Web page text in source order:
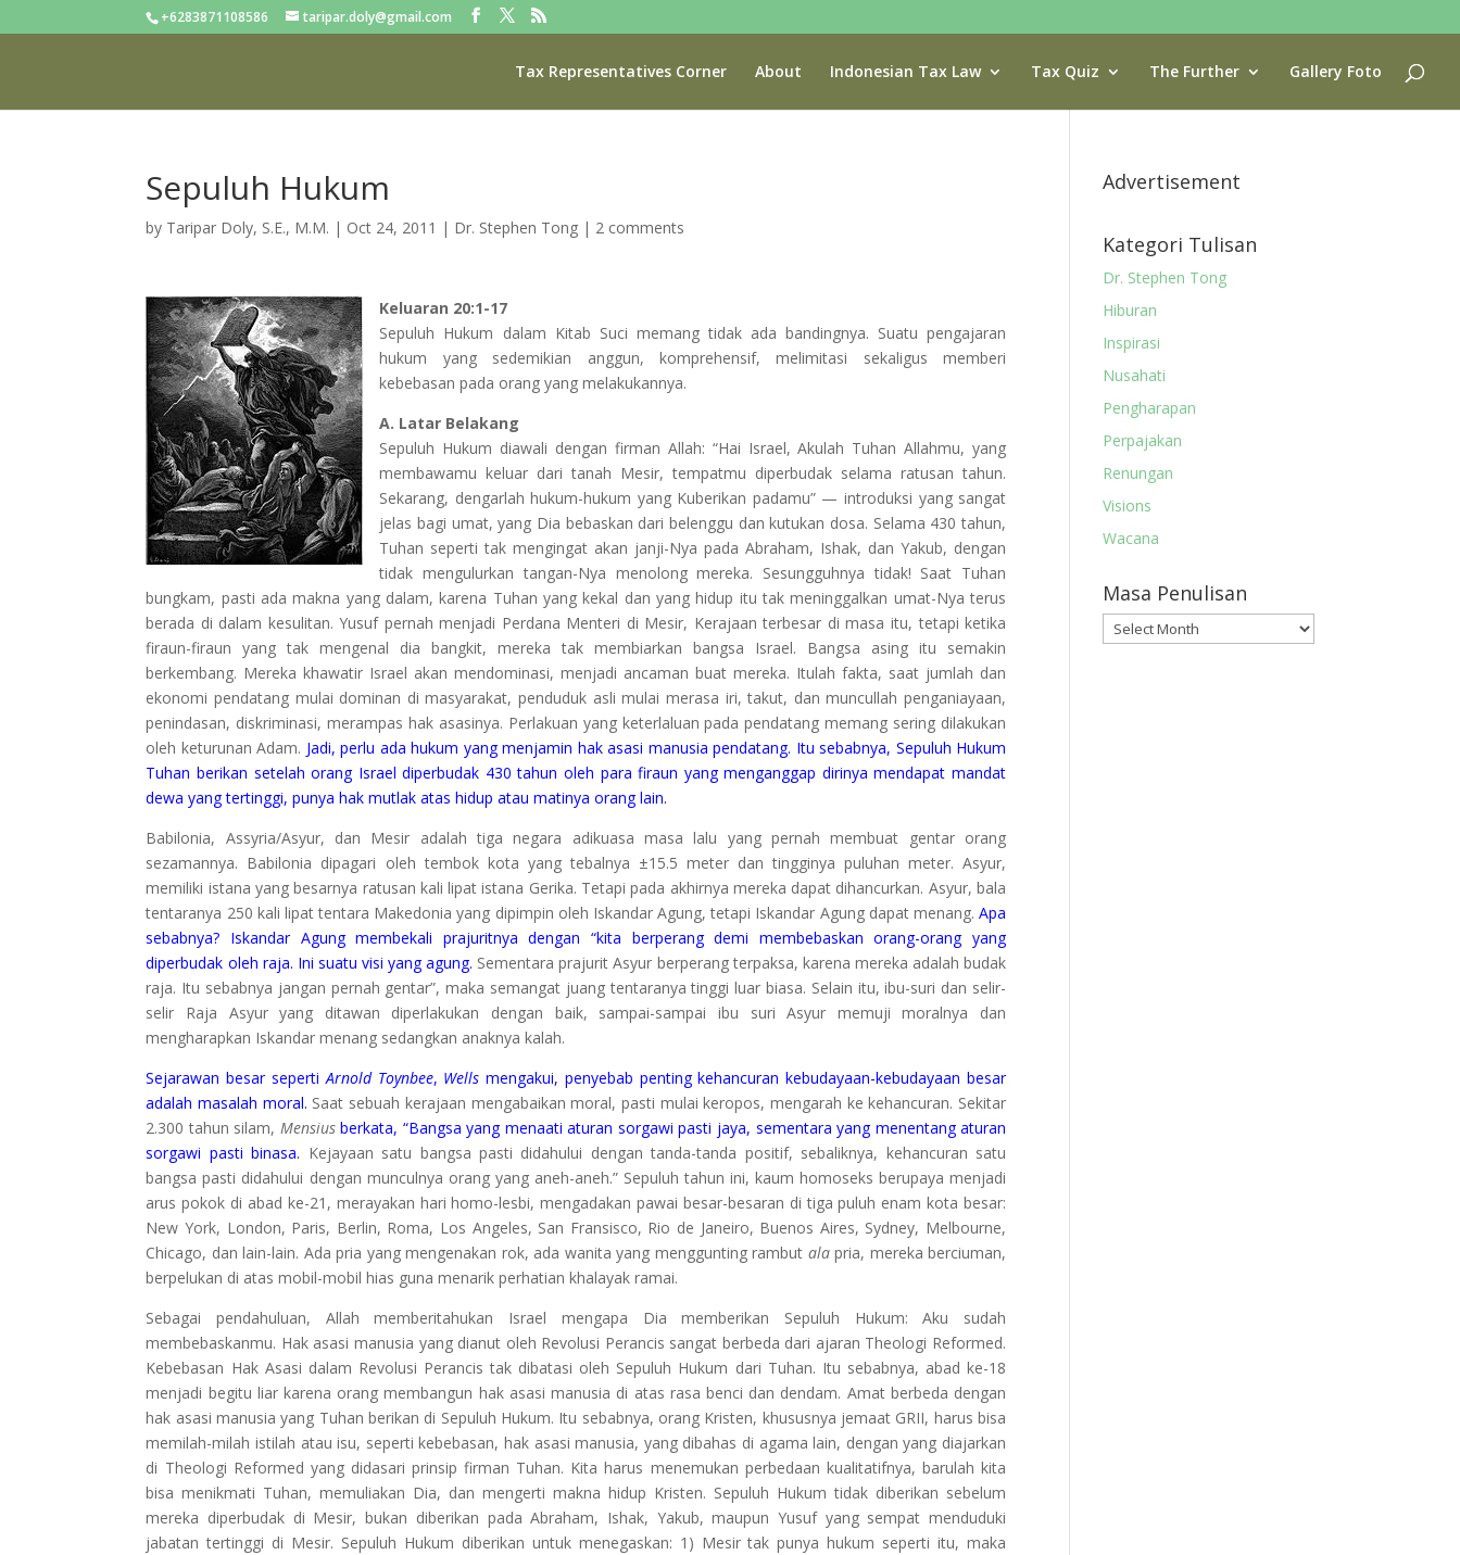
+6283871108586 taripar.doly@gmail.com
Tax Representatives Corner About Indonesian Tax Law Tax Quiz The Further Gallery Foto
Sepuluh Hukum
by Taripar Doly, S.E., M.M. | Oct 24, 2011 | Dr. Stephen Tong | 2 comments
Keluaran 20:1-17
Sepuluh Hukum dalam Kitab Suci memang tidak ada bandingnya. Suatu pengajaran
hukum yang sedemikian anggun, komprehensif, melimitasi sekaligus memberi
kebebasan pada orang yang melakukannya.
A. Latar Belakang
Sepuluh Hukum diawali dengan firman Allah: “Hai Israel, Akulah Tuhan Allahmu, yang
membawamu keluar dari tanah Mesir, tempatmu diperbudak selama ratusan tahun.
Sekarang, dengarlah hukum-hukum yang Kuberikan padamu” — introduksi yang sangat
jelas bagi umat, yang Dia bebaskan dari belenggu dan kutukan dosa. Selama 430 tahun,
Tuhan seperti tak mengingat akan janji-Nya pada Abraham, Ishak, dan Yakub, dengan
tidak mengulurkan tangan-Nya menolong mereka. Sesungguhnya tidak! Saat Tuhan
bungkam, pasti ada makna yang dalam, karena Tuhan yang kekal dan yang hidup itu tak meninggalkan umat-Nya terus
berada di dalam kesulitan. Yusuf pernah menjadi Perdana Menteri di Mesir, Kerajaan terbesar di masa itu, tetapi ketika
firaun-firaun yang tak mengenal dia bangkit, mereka tak membiarkan bangsa Israel. Bangsa asing itu semakin
berkembang. Mereka khawatir Israel akan mendominasi, menjadi ancaman buat mereka. Itulah fakta, saat jumlah dan
ekonomi pendatang mulai dominan di masyarakat, penduduk asli mulai merasa iri, takut, dan muncullah penganiayaan,
penindasan, diskriminasi, merampas hak asasinya. Perlakuan yang keterlaluan pada pendatang memang sering dilakukan
oleh keturunan Adam. Jadi, perlu ada hukum yang menjamin hak asasi manusia pendatang. Itu sebabnya, Sepuluh Hukum
Tuhan berikan setelah orang Israel diperbudak 430 tahun oleh para firaun yang menganggap dirinya mendapat mandat
dewa yang tertinggi, punya hak mutlak atas hidup atau matinya orang lain.
Babilonia, Assyria/Asyur, dan Mesir adalah tiga negara adikuasa masa lalu yang pernah membuat gentar orang
sezamannya. Babilonia dipagari oleh tembok kota yang tebalnya ±15.5 meter dan tingginya puluhan meter. Asyur,
memiliki istana yang besarnya ratusan kali lipat istana Gerika. Tetapi pada akhirnya mereka dapat dihancurkan. Asyur, bala
tentaranya 250 kali lipat tentara Makedonia yang dipimpin oleh Iskandar Agung, tetapi Iskandar Agung dapat menang.Apa
sebabnya? Iskandar Agung membekali prajuritnya dengan “kita berperang demi membebaskan orang-orang yang
diperbudak oleh raja. Ini suatu visi yang agung. Sementara prajurit Asyur berperang terpaksa, karena mereka adalah budak
raja. Itu sebabnya jangan pernah gentar”, maka semangat juang tentaranya tinggi luar biasa. Selain itu, ibu-suri dan selir-
selir Raja Asyur yang ditawan diperlakukan dengan baik, sampai-sampai ibu suri Asyur memuji moralnya dan
mengharapkan Iskandar menang sedangkan anaknya kalah.
Sejarawan besar sepertiArnold Toynbee, Wells mengakui, penyebab penting kehancuran kebudayaan-kebudayaan besar
adalah masalah moral. Saat sebuah kerajaan mengabaikan moral, pasti mulai keropos, mengarah ke kehancuran. Sekitar
2.300 tahun silam, Mensiusberkata, “Bangsa yang menaati aturan sorgawi pasti jaya, sementara yang menentang aturan
sorgawi pasti binasa. Kejayaan satu bangsa pasti didahului dengan tanda-tanda positif, sebaliknya, kehancuran satu
bangsa pasti didahului dengan munculnya orang yang aneh-aneh.” Sepuluh tahun ini, kaum homoseks berupaya menjadi
arus pokok di abad ke-21, merayakan hari homo-lesbi, mengadakan pawai besar-besaran di tiga puluh enam kota besar:
New York, London, Paris, Berlin, Roma, Los Angeles, San Fransisco, Rio de Janeiro, Buenos Aires, Sydney, Melbourne,
Chicago, dan lain-lain. Ada pria yang mengenakan rok, ada wanita yang menggunting rambut alapria, mereka berciuman,
berpelukan di atas mobil-mobil hias guna menarik perhatian khalayak ramai.
Sebagai pendahuluan, Allah memberitahukan Israel mengapa Dia memberikan Sepuluh Hukum: Aku sudah
membebaskanmu. Hak asasi manusia yang dianut oleh Revolusi Perancis sangat berbeda dari ajaran Theologi Reformed.
Kebebasan Hak Asasi dalam Revolusi Perancis tak dibatasi oleh Sepuluh Hukum dari Tuhan. Itu sebabnya, abad ke-18
menjadi begitu liar karena orang membangun hak asasi manusia di atas rasa benci dan dendam. Amat berbeda dengan
hak asasi manusia yang Tuhan berikan di Sepuluh Hukum. Itu sebabnya, orang Kristen, khususnya jemaat GRII, harus bisa
memilah-milah istilah atau isu, seperti kebebasan, hak asasi manusia, yang dibahas di agama lain, dengan yang diajarkan
di Theologi Reformed yang didasari prinsip firman Tuhan. Kita harus menemukan perbedaan kualitatifnya, barulah kita
bisa menikmati Tuhan, memuliakan Dia, dan mengerti makna hidup Kristen. Sepuluh Hukum tidak diberikan sebelum
mereka diperbudak di Mesir, bukan diberikan pada Abraham, Ishak, Yakub, maupun Yusuf yang sempat menduduki
jabatan tertinggi di Mesir. Sepuluh Hukum diberikan untuk menegaskan: 1) Mesir tak punya hukum seperti itu, maka
Advertisement
Kategori Tulisan
Dr. Stephen Tong
Hiburan
Inspirasi
Nusahati
Pengharapan
Perpajakan
Renungan
Visions
Wacana
Masa Penulisan
Masa
Penulisan